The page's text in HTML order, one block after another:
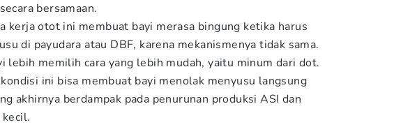
bersamaan.
kerja otot ini membuat bayi merasa bingung ketika harus
di payudara atau DBF, karena mekanismenya tidak sama.
lebih memilih cara yang lebih mudah, yaitu minum dari dot.
ini bisa membuat bayi menolak menyusu langsung
akhirnya berdampak pada penurunan produksi ASI dan